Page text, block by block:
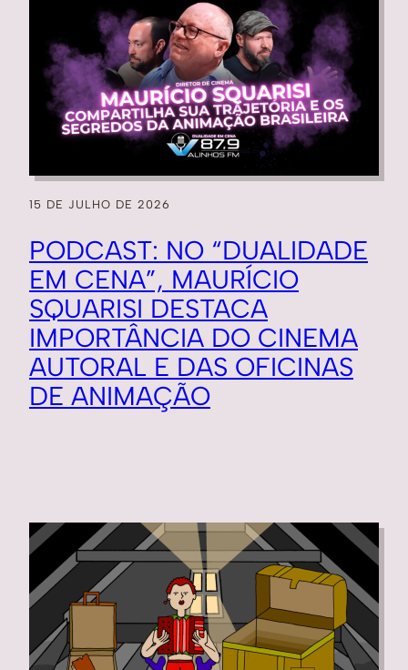
15 DE JULHO DE 2026
PODCAST: NO “DUALIDADE
EM CENA”, MAURÍCIO
SQUARISI DESTACA
IMPORTÂNCIA DO CINEMA
AUTORAL E DAS OFICINAS
DE ANIMAÇÃO